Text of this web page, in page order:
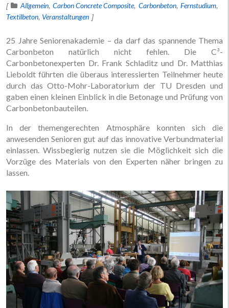
Allgemein Carbon Concrete Composite Carbonbeton Fernstudium
Textilbeton Veranstaltungen
25 Jahre Seniorenakademie – da darf das spannende Thema
Carbonbeton natürlich nicht fehlen. Die C³-
Carbonbetonexperten Dr. Frank Schladitz und Dr. Matthias
Lieboldt führten die überaus interessierten Teilnehmer heute
durch das Otto-Mohr-Laboratorium der TU Dresden und
gaben einen kleinen Einblick in die Betonage und Prüfung von
Carbonbetonbauteilen.
In der themengerechten Atmosphäre konnten sich die
anwesenden Senioren gut auf das innovative Verbundmaterial
einlassen. Wissbegierig nutzen sie die Möglichkeit sich die
Vorzüge des Materials von den Experten näher bringen zu
lassen.